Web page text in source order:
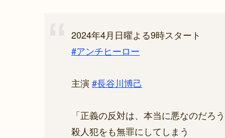
2024年4月日曜よる9時スタート
#アンチヒーロー
主演 #長谷川博己
「正義の反対は、本当に悪なのだろ
殺人犯をも無罪にしてしまう